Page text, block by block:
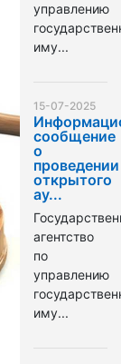
управлению
иму...
15-07-2025
сообщение
о
проведении
открытого
ау...
агентство
по
управлению
иму...